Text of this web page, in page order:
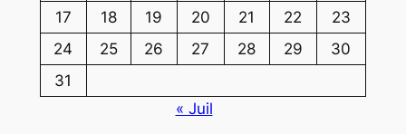
17
18 19 20 21 22
23
24
25 26 27 28 29
30
31
« Juil